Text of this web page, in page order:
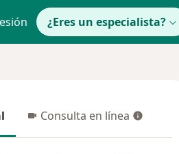
¿Eres un especialista?
Consulta en línea
Consulta en línea